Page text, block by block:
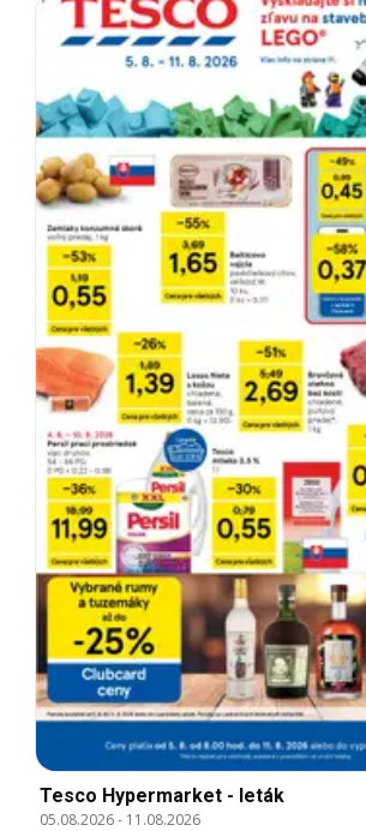
Tesco Hypermarket - leták
05.08.2026- 11.08.2026